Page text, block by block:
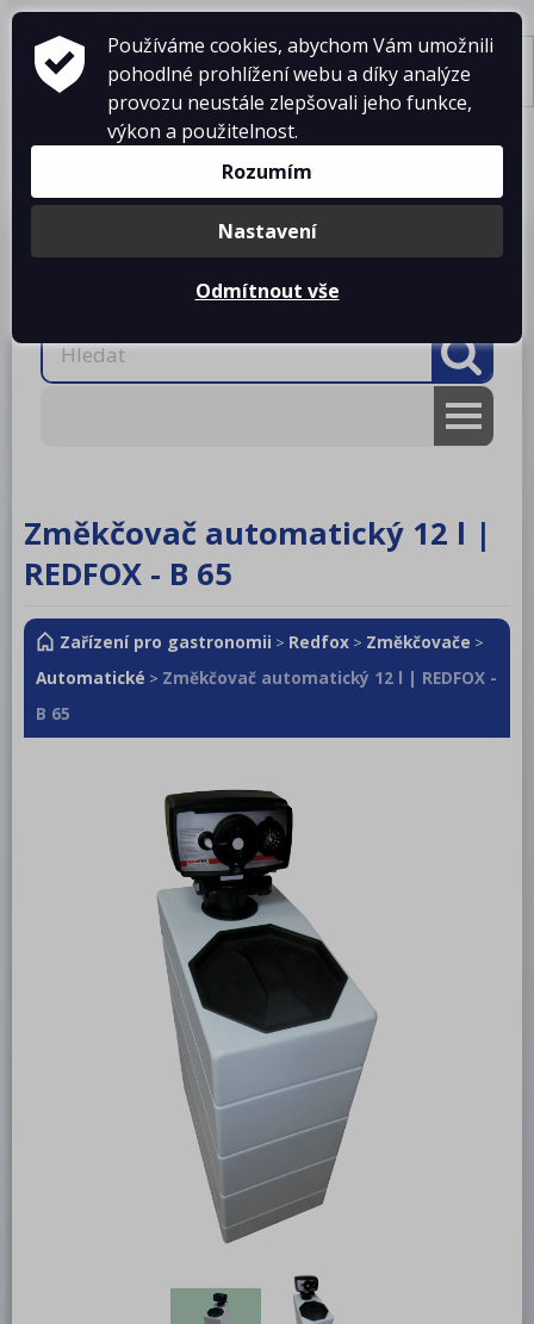
Košík je prázdný
O firmě
Projekty kuchyní
Ke stažení
RM LOTUS 600
RM LOTUS 900
Roboty, příprava masa a zeleniny
Pizza program
Mycí program
Salamandry
Regálový systém
Drop In - Monoblok
Bufety, drop-in, vitríny, výdejní vany a
REDFOX 700
Změkčovač automatický 12 l |
REDFOX - B 65
Zařízení pro gastronomii > Redfox > Změkčovače >
Automatické > Změkčovač automatický 12 l | REDFOX -
B 65
Používáme cookies, abychom Vám umožnili
pohodlné prohlížení webu a díky analýze
provozu neustále zlepšovali jeho funkce,
výkon a použitelnost.
Rozumím
Nastavení
Odmítnout vše